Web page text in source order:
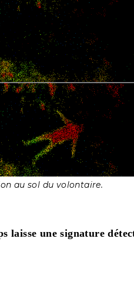
au sol du volontaire.
laisse une signature